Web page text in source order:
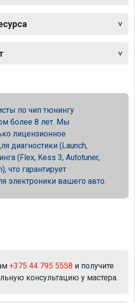
по чип тюнингу
более 8 лет. Мы
лицензионное
диагностики (Launch,
(Flex, Kess 3, Autotuner,
что гарантирует
электроники вашего авто.
+375 44 795 5558 и получите
консультацию у мастера.